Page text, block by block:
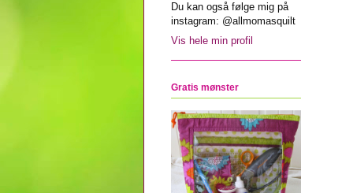
Du kan også følge mig på
instagram: @allmomasquilt
Vis hele min profil
Gratis mønster